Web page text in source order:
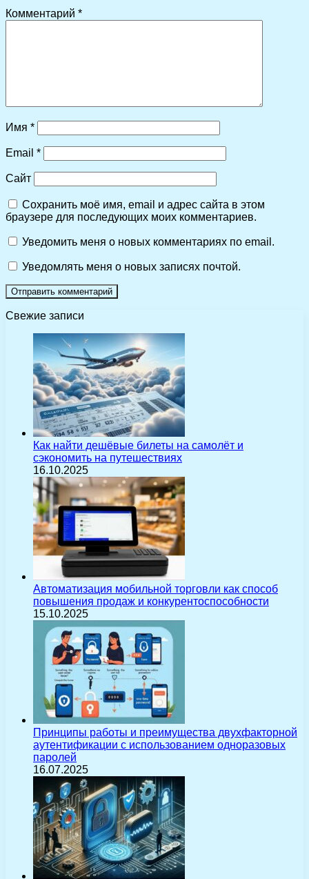
Комментарий *
Имя *
Email *
Сайт
Сохранить моё имя, email и адрес сайта в этом
браузере для последующих моих комментариев.
Уведомить меня о новых комментариях по email.
Уведомлять меня о новых записях почтой.
Свежие записи
Как найти дешёвые билеты на самолёт и
сэкономить на путешествиях
16.10.2025
Автоматизация мобильной торговли как способ
повышения продаж и конкурентоспособности
15.10.2025
Принципы работы и преимущества двухфакторной
аутентификации с использованием одноразовых
паролей
16.07.2025